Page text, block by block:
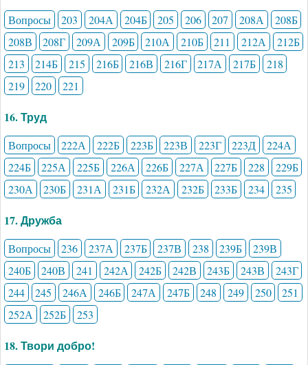
Вопросы 203 204А 204Б 205 206 207 208А
208Б
208В
208Г 209А 209Б 210А 210Б 211 212А
212Б
213
214Б 215 216Б 216В 216Г 217А 217Б
218
219
220 221
16. Труд
Вопросы 222А 222Б 223Б 223В 223Г 223Д
224А
224Б
225А 225Б 226А 226Б 227А 227Б 228
229Б
230А
230Б 231А 231Б 232А 232Б 233Б 234 235
17. Дружба
Вопросы 236 237А 237Б 237В 238 239Б
239В
240Б
240В 241 242А 242Б 242В 243Б 243В
243Г
244
245 246А 246Б 247А 247Б 248 249 250
251
252А
252Б 253
18. Твори добро!